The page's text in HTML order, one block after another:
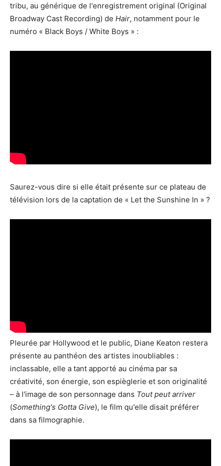
tribu, au générique de l'enregistrement original (Original
Broadway Cast Recording) de Hair, notamment pour le
numéro « Black Boys / White Boys » :
Saurez-vous dire si elle était présente sur ce plateau de
télévision lors de la captation de « Let the Sunshine In » ?
Pleurée par Hollywood et le public, Diane Keaton restera
présente au panthéon des artistes inoubliables :
inclassable, elle a tant apporté au cinéma par sa
créativité, son énergie, son espièglerie et son originalité
– à l'image de son personnage dans Tout peut arriver
(Something's Gotta Give), le film qu'elle disait préférer
dans sa filmographie.